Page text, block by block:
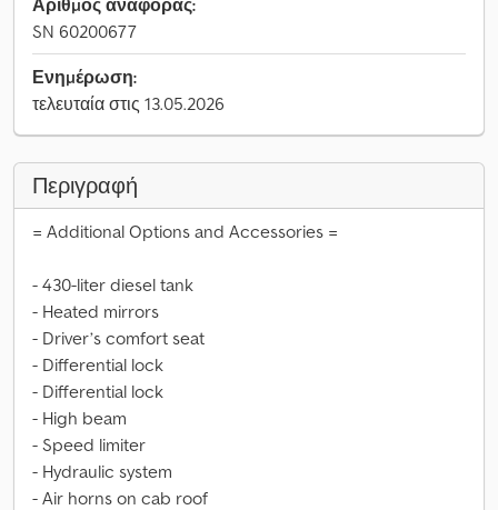
Αριθμός αναφοράς:
SN 60200677
Ενημέρωση:
τελευταία στις 13.05.2026
Περιγραφή
= Additional Options and Accessories =
- 430-liter diesel tank
- Heated mirrors
- Driver’s comfort seat
- Differential lock
- Differential lock
- High beam
- Speed limiter
- Hydraulic system
- Air horns on cab roof